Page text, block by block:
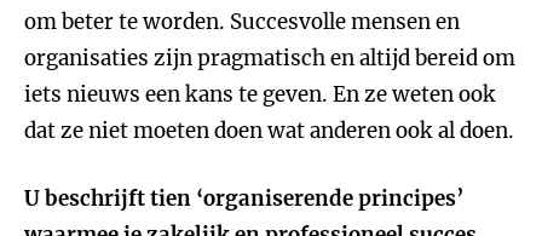
om beter te worden. Succesvolle mensen en
organisaties zijn pragmatisch en altijd bereid om
iets nieuws een kans te geven. En ze weten ook
dat ze niet moeten doen wat anderen ook al doen.
U beschrijft tien ‘organiserende principes’